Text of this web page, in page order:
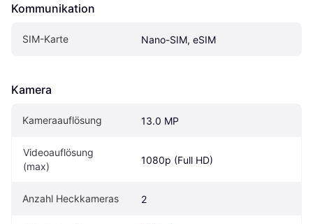
Kommunikation
SIM-Karte Nano-SIM, eSIM
Kamera
Kameraauflösung 13.0 MP
Videoauflösung
(max)
1080p (Full HD)
Anzahl Heckkameras 2